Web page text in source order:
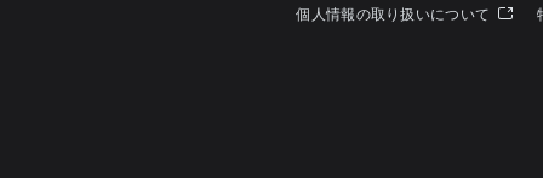
個人情報の取り扱いについて